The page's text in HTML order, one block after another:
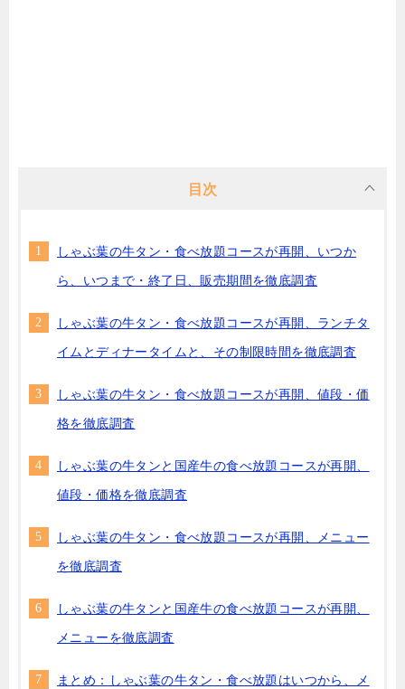
目次
しゃぶ葉の牛タン・食べ放題コースが再開、いつか
ら、いつまで・終了日、販売期間を徹底調査
しゃぶ葉の牛タン・食べ放題コースが再開、ランチタ
イムとディナータイムと、その制限時間を徹底調査
しゃぶ葉の牛タン・食べ放題コースが再開、値段・価
格を徹底調査
しゃぶ葉の牛タンと国産牛の食べ放題コースが再開、
値段・価格を徹底調査
しゃぶ葉の牛タン・食べ放題コースが再開、メニュー
を徹底調査
しゃぶ葉の牛タンと国産牛の食べ放題コースが再開、
メニューを徹底調査
まとめ：しゃぶ葉の牛タン・食べ放題はいつから、メ